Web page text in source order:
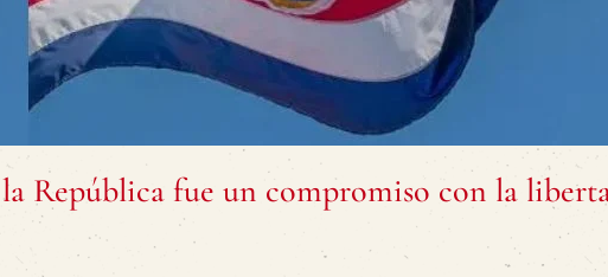
República fue un compromiso con la